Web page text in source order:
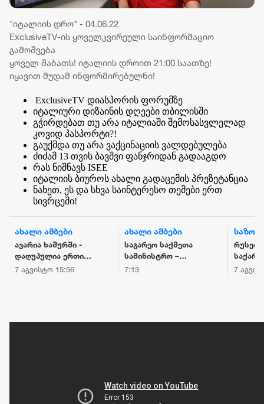
"იტალიის დრო" - 04.06.22
ExclusiveTV-ის ყოველკვირეული საინფორმაციო
გამოშვება
ყოველ შაბათს! იტალიის დროით 21:00 საათზე!
იყავით მუდამ ინფორმირებულნი!
ExclusiveTV დიასპორის ფორუმზე
იტალიური დიზაინის დღეები თბილისში
გჭირდებათ თუ არა იტალიაში შემოსასვლელად
კოვიდ პასპორტი?!
გაუქმდა თუ არა ვაქცინაციის ვალდებულება
ძიძამ 13 თვის ბავშვი ფანჯრიდან გადააგდო
რას ნიშნავს ISEE
იტალიის ბიუროს ახალი გადაცემის პრეზეტანცია
ნახეთ, ეს და სხვა საინტერესო თემები ერთ
სივრცეში!
ახალი ამბები
ავარია ხაშურში -
დაღუპულია ერთი
ადამიანი
7 აგვისტო 15:56
ახალი ამბები
საგარეო საქმეთა
სამინისტრო –
მოვუწოდებთ
ტერიტორიების
ქმედებები
7:13
რუსეთ-
7